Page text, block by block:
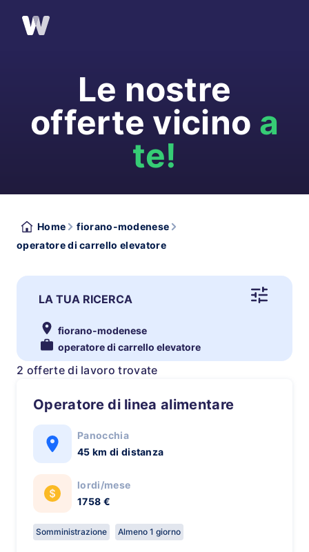
Le nostre
offerte vicino a
te!
Home
fiorano-modenese
operatore di carrello elevatore
LA TUA RICERCA
fiorano-modenese
operatore di carrello elevatore
2 offerte di lavoro trovate
Operatore di linea alimentare
Panocchia
45 km di distanza
lordi/mese
1758 €
Somministrazione Almeno 1 giorno